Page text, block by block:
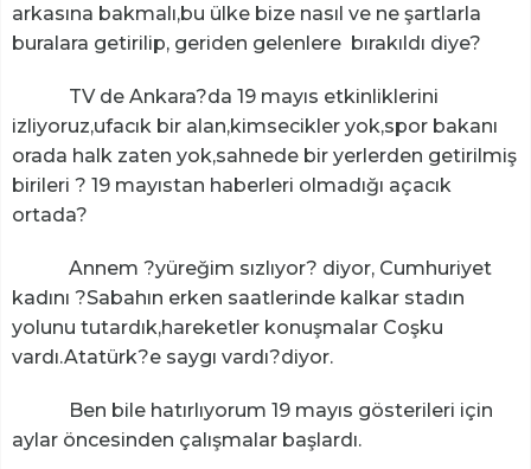
arkasına bakmalı,bu ülke bize nasıl ve ne şartlarla
buralara getirilip, geriden gelenlere bırakıldı diye?
TV de Ankara?da 19 mayıs etkinliklerini
izliyoruz,ufacık bir alan,kimsecikler yok,spor bakanı
orada halk zaten yok,sahnede bir yerlerden getirilmiş
birileri ? 19 mayıstan haberleri olmadığı açacık
ortada?
Annem ?yüreğim sızlıyor? diyor, Cumhuriyet
kadını ?Sabahın erken saatlerinde kalkar stadın
yolunu tutardık,hareketler konuşmalar Coşku
vardı.Atatürk?e saygı vardı?diyor.
Ben bile hatırlıyorum 19 mayıs gösterileri için
aylar öncesinden çalışmalar başlardı.